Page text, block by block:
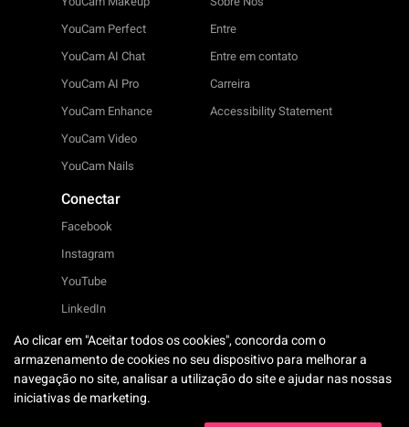
YouCam Perfect
YouCam AI Chat
YouCam AI Pro
YouCam Enhance
YouCam Video
YouCam Nails
Entre
Entre em contato
Carreira
Accessibility Statement
Conectar
Facebook
Instagram
YouTube
LinkedIn
Twitter
Ao clicar em "Aceitar todos os cookies", concorda com o
armazenamento de cookies no seu dispositivo para melhorar a
navegação no site, analisar a utilização do site e ajudar nas nossas
iniciativas de marketing.